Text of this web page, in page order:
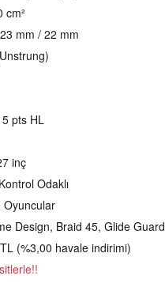
cm²
mm / 22 mm
pts HL
inç
Odaklı
Oyuncular
Design, Braid 45, Glide Guard
(%3,00 havale indirimi)